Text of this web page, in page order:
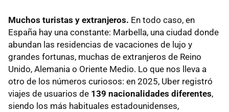
Muchos turistas y extranjeros. En todo caso, en
España hay una constante: Marbella, una ciudad donde
abundan las residencias de vacaciones de lujo y
grandes fortunas, muchas de extranjeros de Reino
Unido, Alemania o Oriente Medio. Lo que nos lleva a
otro de los números curiosos: en 2025, Uber registró
viajes de usuarios de 139 nacionalidades diferentes,
siendo los más habituales estadounidenses,